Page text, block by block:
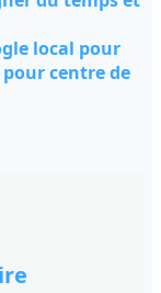
local pour
centre de